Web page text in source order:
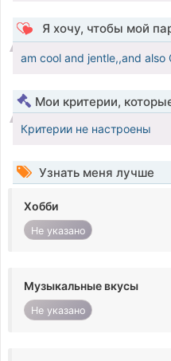
Я хочу, чтобы мой
am cool and jentle,,and also
Мои критерии,
Критерии не настроены
Узнать меня лучше
Хобби
Не указано
Музыкальные вкусы
Не указано